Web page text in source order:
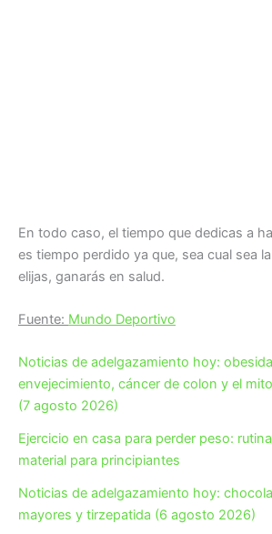
En todo caso, el tiempo que dedicas a
es tiempo perdido ya que, sea cual sea
elijas, ganarás en salud.
Fuente: Mundo Deportivo
Noticias de adelgazamiento hoy:
envejecimiento, cáncer de colon y el
(7 agosto 2026)
Ejercicio en casa para perder peso:
material para principiantes
Noticias de adelgazamiento hoy:
mayores y tirzepatida (6 agosto 2026)